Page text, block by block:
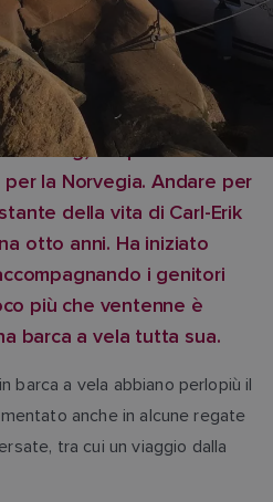
Branting, Responsabile
per la Norvegia. Andare per
della vita di Carl-Erik
otto anni. Ha iniziato
i genitori
più che ventenne è
barca a vela tutta sua.
barca a vela abbiano perlopiù il
anche in alcune regate
tra cui un viaggio dalla